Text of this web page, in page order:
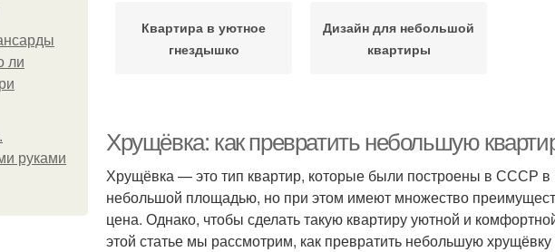
ли
руками
Квартира в уютное
гнездышко
Дизайн для небольшой
квартиры
Хрущёвка: как превратить небольшую
Хрущёвка — это тип квартир, которые были построены в СССР в
небольшой площадью, но при этом имеют множество
цена. Однако, чтобы сделать такую квартиру уютной и
этой статье мы рассмотрим, как превратить небольшую